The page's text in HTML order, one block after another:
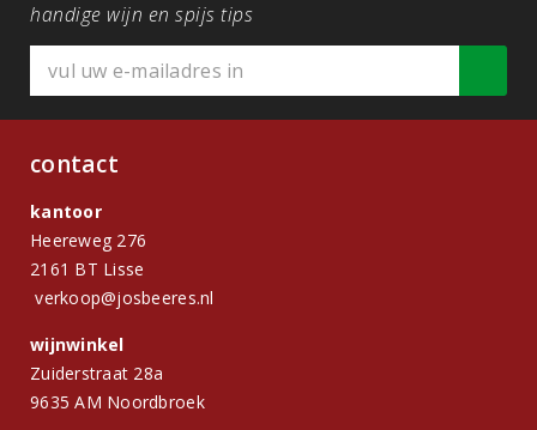
handige wijn en spijs tips
contact
kantoor
Heereweg 276
2161 BT Lisse
verkoop@josbeeres.nl
wijnwinkel
Zuiderstraat 28a
9635 AM Noordbroek